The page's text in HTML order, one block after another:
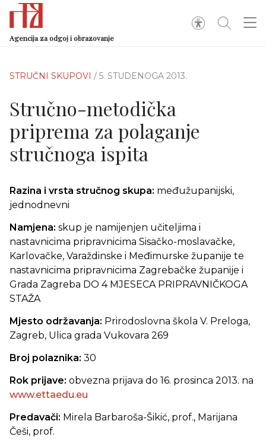
Agencija za odgoj i obrazovanje
STRUČNI SKUPOVI / 5. STUDENOGA 2013.
Stručno-metodička
priprema za polaganje
stručnoga ispita
Razina i vrsta stručnog skupa: međužupanijski,
jednodnevni
Namjena: skup je namijenjen učiteljima i
nastavnicima pripravnicima Sisačko-moslavačke,
Karlovačke, Varaždinske i Međimurske županije te
nastavnicima pripravnicima Zagrebačke županije i
Grada Zagreba DO 4 MJESECA PRIPRAVNIČKOGA
STAŽA
Mjesto održavanja: Prirodoslovna škola V. Preloga,
Zagreb, Ulica grada Vukovara 269
Broj polaznika: 30
Rok prijave: obvezna prijava do 16. prosinca 2013. na
www.ettaedu.eu
Predavači: Mirela Barbaroša-Šikić, prof., Marijana
Češi, prof.